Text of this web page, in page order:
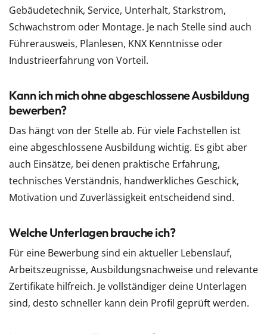
Gebäudetechnik, Service, Unterhalt, Starkstrom,
Schwachstrom oder Montage. Je nach Stelle sind auch
Führerausweis, Planlesen, KNX Kenntnisse oder
Industrieerfahrung von Vorteil.
Kann ich mich ohne abgeschlossene Ausbildung
bewerben?
Das hängt von der Stelle ab. Für viele Fachstellen ist
eine abgeschlossene Ausbildung wichtig. Es gibt aber
auch Einsätze, bei denen praktische Erfahrung,
technisches Verständnis, handwerkliches Geschick,
Motivation und Zuverlässigkeit entscheidend sind.
Welche Unterlagen brauche ich?
Für eine Bewerbung sind ein aktueller Lebenslauf,
Arbeitszeugnisse, Ausbildungsnachweise und relevante
Zertifikate hilfreich. Je vollständiger deine Unterlagen
sind, desto schneller kann dein Profil geprüft werden.